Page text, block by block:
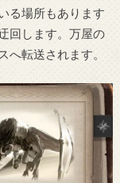
る場所もあります
回します。万屋の
へ転送されます。